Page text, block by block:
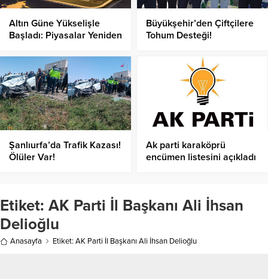
Altın Güne Yükselişle
Başladı: Piyasalar Yeniden
Büyükşehir’den Çiftçilere
Tohum Desteği!
Şanlıurfa’da Trafik Kazası!
Ölüler Var!
Ak parti karaköprü
encümen listesini açıkladı
Etiket: AK Parti İl Başkanı Ali İhsan
Delioğlu
Anasayfa Etiket: AK Parti İl Başkanı Ali İhsan Delioğlu